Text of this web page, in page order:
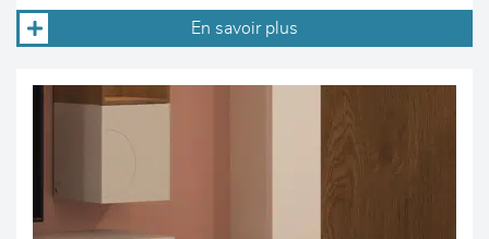
En savoir plus